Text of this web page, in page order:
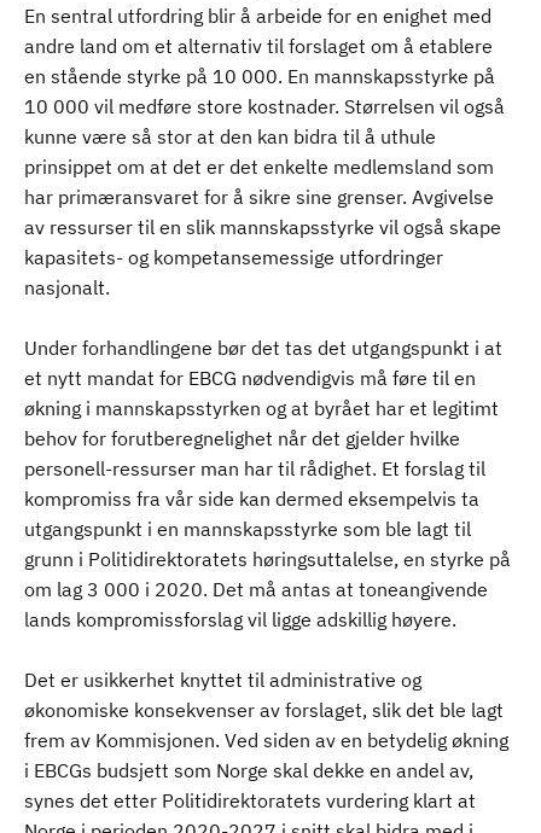
En sentral utfordring blir å arbeide for en enighet med
andre land om et alternativ til forslaget om å etablere
en stående styrke på 10 000. En mannskapsstyrke på
10 000 vil medføre store kostnader. Størrelsen vil også
kunne være så stor at den kan bidra til å uthule
prinsippet om at det er det enkelte medlemsland som
har primæransvaret for å sikre sine grenser. Avgivelse
av ressurser til en slik mannskapsstyrke vil også skape
kapasitets- og kompetansemessige utfordringer
nasjonalt.
Under forhandlingene bør det tas det utgangspunkt i at
et nytt mandat for EBCG nødvendigvis må føre til en
økning i mannskapsstyrken og at byrået har et legitimt
behov for forutberegnelighet når det gjelder hvilke
personell-ressurser man har til rådighet. Et forslag til
kompromiss fra vår side kan dermed eksempelvis ta
utgangspunkt i en mannskapsstyrke som ble lagt til
grunn i Politidirektoratets høringsuttalelse, en styrke på
om lag 3 000 i 2020. Det må antas at toneangivende
lands kompromissforslag vil ligge adskillig høyere.
Det er usikkerhet knyttet til administrative og
økonomiske konsekvenser av forslaget, slik det ble lagt
frem av Kommisjonen. Ved siden av en betydelig økning
i EBCGs budsjett som Norge skal dekke en andel av,
synes det etter Politidirektoratets vurdering klart at